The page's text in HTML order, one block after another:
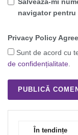
Salvează-mi
navigator pentru
Privacy Policy
Sunt de acord cu
de confidențialitate.
În tendințe